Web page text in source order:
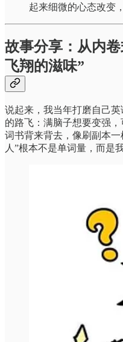
起来细微的心态改变
故事分享：从内
飞翔的滋味”
说起来，我当年打磨自己
的路飞：满脑子想要变强
词书背来背去，像刷副本
人”根本不是单词量，而是